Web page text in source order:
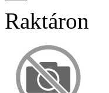
Raktáron